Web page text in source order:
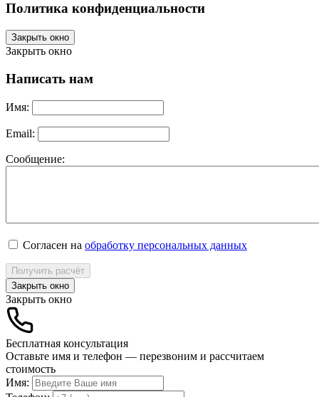
Политика конфиденциальности
Закрыть окно
Закрыть окно
Написать нам
Имя:
Email:
Сообщение:
Согласен на обработку персональных данных
Получить расчёт
Закрыть окно
Закрыть окно
Бесплатная консультация
Оставьте имя и телефон — перезвоним и рассчитаем
стоимость
Имя: